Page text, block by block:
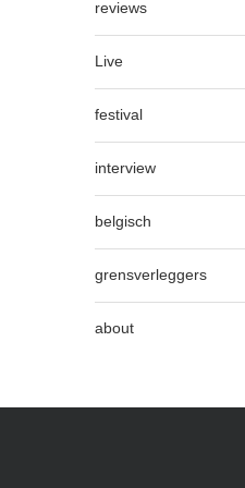
reviews
Live
festival
interview
belgisch
grensverleggers
about